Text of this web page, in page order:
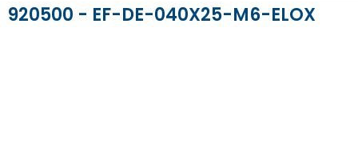
920500 - EF-DE-040X25-M6-ELOX